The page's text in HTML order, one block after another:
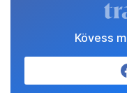
Kövess